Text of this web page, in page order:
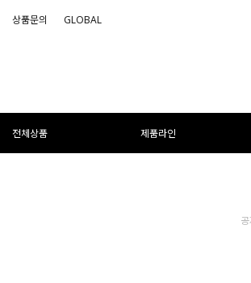
상품문의 GLOBAL
전체상품 제품라인